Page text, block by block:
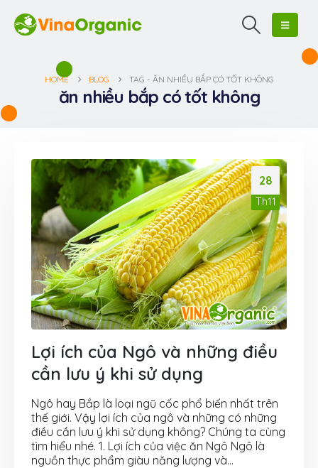
HOME BLOG TAG - ĂN NHIỀU BẮP CÓ TỐT KHÔNG
ăn nhiều bắp có tốt không
28
Th11
Lợi ích của Ngô và những điều
cần lưu ý khi sử dụng
Ngô hay Bắp là loại ngũ cốc phổ biến nhất trên
thế giới. Vậy lợi ích của ngô và những có những
điều cần lưu ý khi sử dụng không? Chúng ta cùng
tìm hiểu nhé. 1. Lợi ích của việc ăn Ngô Ngô là
nguồn thực phẩm giàu năng lượng và...